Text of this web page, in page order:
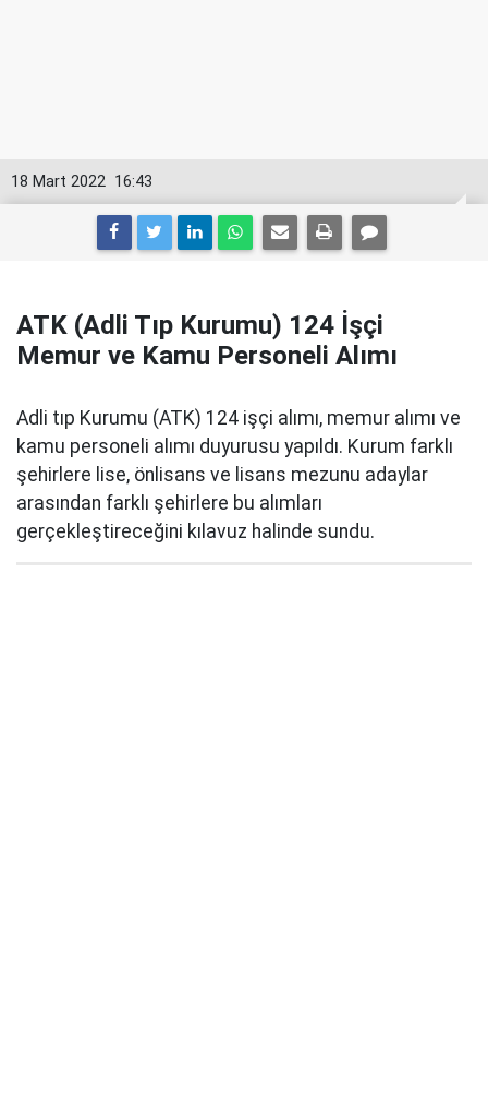
16:43
18 Mart 2022
ATK (Adli Tıp Kurumu) 124 İşçi
Memur ve Kamu Personeli Alımı
Adli tıp Kurumu (ATK) 124 işçi alımı, memur alımı ve
kamu personeli alımı duyurusu yapıldı. Kurum farklı
şehirlere lise, önlisans ve lisans mezunu adaylar
arasından farklı şehirlere bu alımları
gerçekleştireceğini kılavuz halinde sundu.